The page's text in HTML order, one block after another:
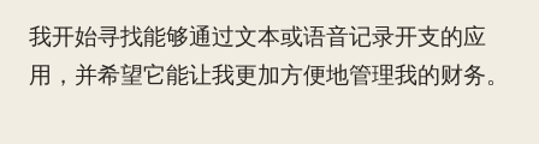
我开始寻找能够通过文本或语音记录开支的应
用，并希望它能让我更加方便地管理我的财务。